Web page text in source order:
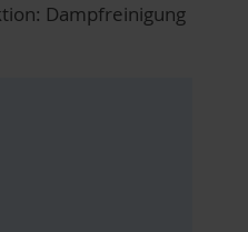
Dampfreinigung